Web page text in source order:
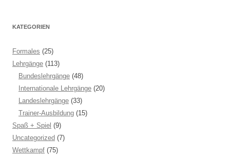
KATEGORIEN
Formales (25)
Lehrgänge (113)
Bundeslehrgänge (48)
Internationale Lehrgänge (20)
Landeslehrgänge (33)
Trainer-Ausbildung (15)
Spaß + Spiel (9)
Uncategorized (7)
Wettkampf (75)